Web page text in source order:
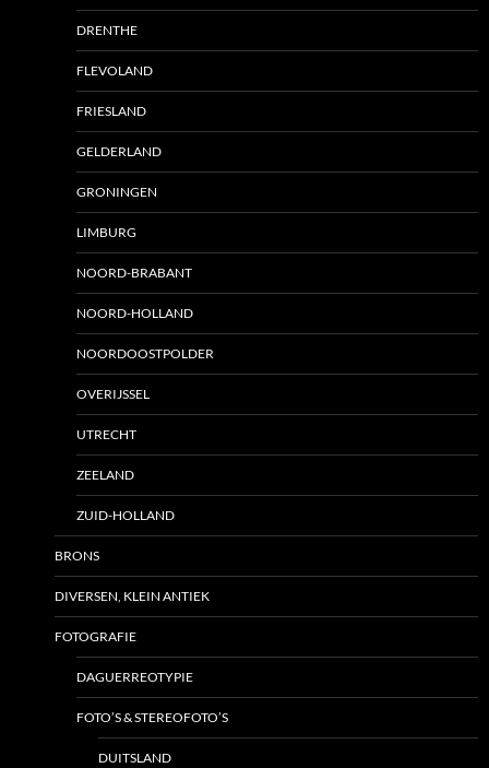
DRENTHE
FLEVOLAND
FRIESLAND
GELDERLAND
GRONINGEN
LIMBURG
NOORD-BRABANT
NOORD-HOLLAND
NOORDOOSTPOLDER
OVERIJSSEL
UTRECHT
ZEELAND
ZUID-HOLLAND
BRONS
DIVERSEN, KLEIN ANTIEK
FOTOGRAFIE
DAGUERREOTYPIE
FOTO’S & STEREOFOTO’S
DUITSLAND